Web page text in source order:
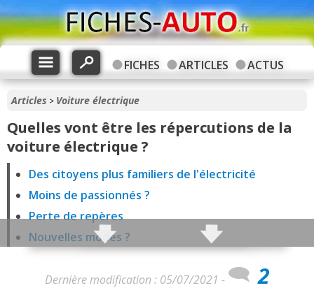
FICHES ARTICLES ACTUS
Articles > Voiture électrique
Quelles vont être les répercutions de la
voiture électrique ?
Des citoyens plus familiers de l'électricité
Moins de passionnés ?
Perte de repères
Nouvelles modes ?
Disparition de métiers
Dernière modification : 05/07/2021 - 2